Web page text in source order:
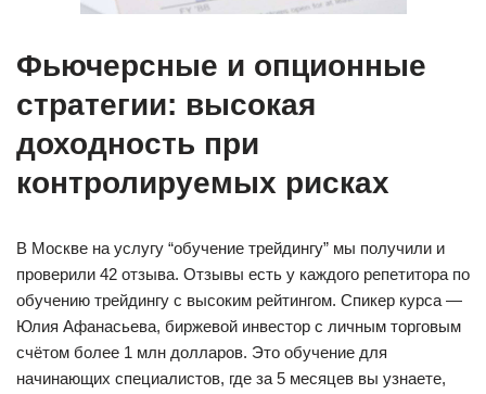
Фьючерсные и опционные
стратегии: высокая
доходность при
контролируемых рисках
В Москве на услугу “обучение трейдингу” мы получили и
проверили 42 отзыва. Отзывы есть у каждого репетитора по
обучению трейдингу с высоким рейтингом. Спикер курса —
Юлия Афанасьева, биржевой инвестор с личным торговым
счётом более 1 млн долларов. Это обучение для
начинающих специалистов, где за 5 месяцев вы узнаете,